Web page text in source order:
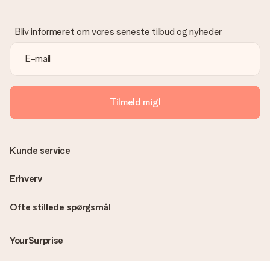
Bliv informeret om vores seneste tilbud og nyheder
Tilmeld mig!
Ofte stillede spørgsmål
YourSurprise
Kunde service
Erhverv